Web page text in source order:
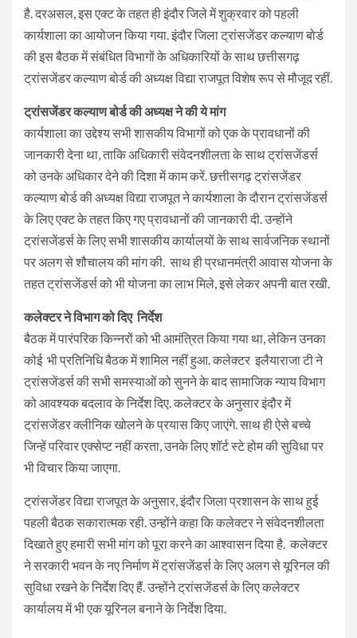
है. दरअसल, इस एक्ट के तहत ही इंदौर जिले में शुक्रवार को पहली
कार्यशाला का आयोजन किया गया. इंदौर जिला ट्रांसजेंडर कल्याण बोर्ड
की इस बैठक में संबंधित विभागों के अधिकारियों के साथ छत्तीसगढ़
ट्रांसजेंडर कल्याण बोर्ड की अध्यक्ष विद्या राजपूत विशेष रूप से मौजूद रहीं.
ट्रांसजेंडर कल्याण बोर्ड की अध्यक्ष ने की ये मांग
कार्यशाला का उद्देश्य सभी शासकीय विभागों को एक के प्रावधानों की
जानकारी देना था, ताकि अधिकारी संवेदनशीलता के साथ ट्रांसजेंडर्स
को उनके अधिकार देने की दिशा में काम करें. छत्तीसगढ़ ट्रांसजेंडर
कल्याण बोर्ड की अध्यक्ष विद्या राजपूत ने कार्यशाला के दौरान ट्रांसजेंडर्स
के लिए एक्ट के तहत किए गए प्रावधानों की जानकारी दी. उन्होंने
ट्रांसजेंडर्स के लिए सभी शासकीय कार्यालयों के साथ सार्वजनिक स्थानों
पर अलग से शौचालय की मांग की. साथ ही प्रधानमंत्री आवास योजना के
तहत ट्रांसजेंडर्स को भी योजना का लाभ मिले, इसे लेकर अपनी बात रखी.
कलेक्टर ने विभाग को दिए निर्देश
बैठक में पारंपरिक किन्नरों को भी आमंत्रित किया गया था, लेकिन उनका
कोई भी प्रतिनिधि बैठक में शामिल नहीं हुआ. कलेक्टर इलैयाराजा टी ने
ट्रांसजेंडर्स की सभी समस्याओं को सुनने के बाद सामाजिक न्याय विभाग
को आवश्यक बदलाव के निर्देश दिए. कलेक्टर के अनुसार इंदौर में
ट्रांसजेंडर क्लीनिक खोलने के प्रयास किए जाएंगे. साथ ही ऐसे बच्चे
जिन्हें परिवार एक्सेप्ट नहीं करता, उनके लिए शॉर्ट स्टे होम की सुविधा पर
भी विचार किया जाएगा.
ट्रांसजेंडर विद्या राजपूत के अनुसार, इंदौर जिला प्रशासन के साथ हुई
पहली बैठक सकारात्मक रही. उन्होंने कहा कि कलेक्टर ने संवेदनशीलता
दिखाते हुए हमारी सभी मांग को पूरा करने का आश्वासन दिया है. कलेक्टर
ने सरकारी भवन के नए निर्माण में ट्रांसजेंडर्स के लिए अलग से यूरिनल की
सुविधा रखने के निर्देश दिए हैं. उन्होंने ट्रांसजेंडर्स के लिए कलेक्टर
कार्यालय में भी एक यूरिनल बनाने के निर्देश दिया.